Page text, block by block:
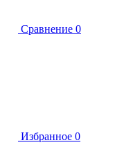
Сравнение 0
Избранное 0